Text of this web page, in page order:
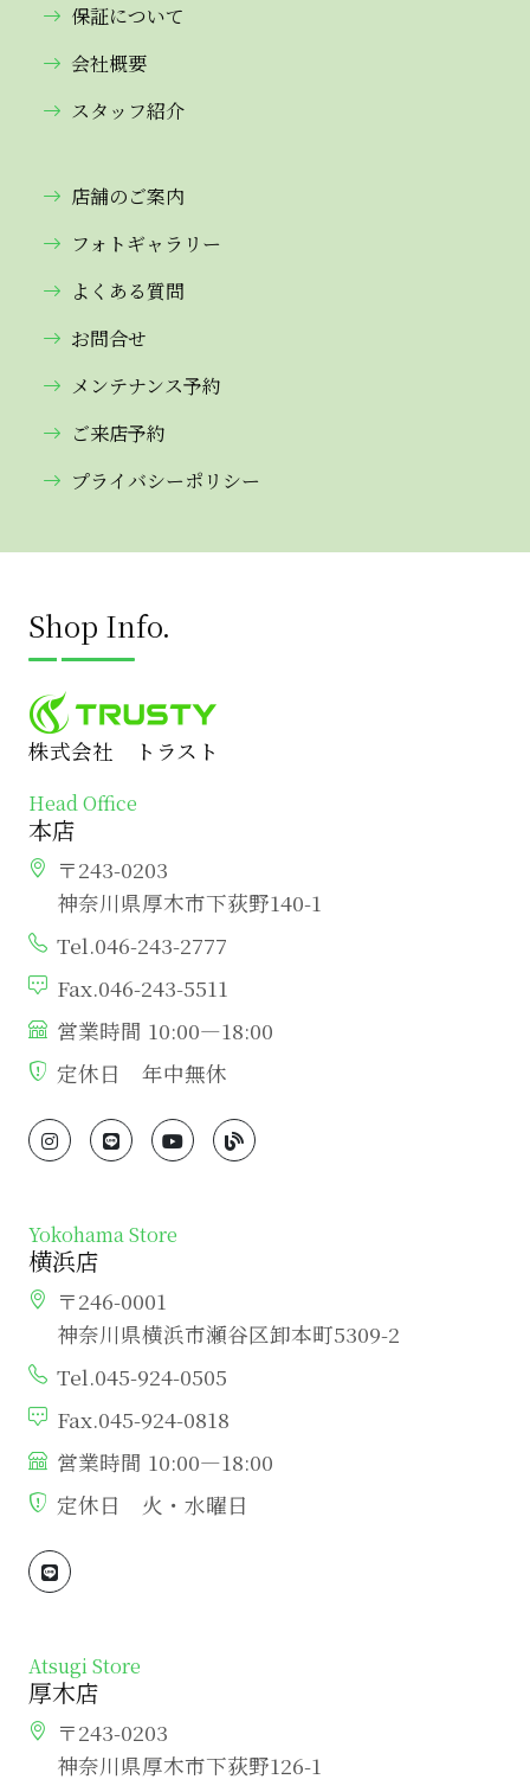
保証について
会社概要
スタッフ紹介
店舗のご案内
フォトギャラリー
よくある質問
お問合せ
メンテナンス予約
ご来店予約
プライバシーポリシー
Shop Info.
株式会社 トラスト
Head Office
本店
〒243-0203
神奈川県厚木市下荻野140-1
Tel.046-243-2777
Fax.046-243-5511
営業時間 10:00―18:00
定休日 年中無休
Yokohama Store
横浜店
〒246-0001
神奈川県横浜市瀬谷区卸本町5309-2
Tel.045-924-0505
Fax.045-924-0818
営業時間 10:00―18:00
定休日 火・水曜日
Atsugi Store
厚木店
〒243-0203
神奈川県厚木市下荻野126-1